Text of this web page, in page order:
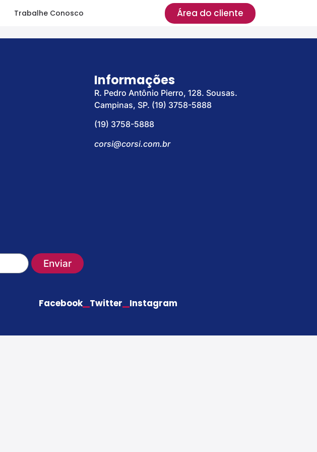
Trabalhe Conosco Área do cliente
Informações
R. Pedro Antônio Pierro, 128. Sousas.
Campinas, SP. (19) 3758-5888
(19) 3758-5888
corsi@corsi.com.br
Enviar
Facebook Twitter Instagram